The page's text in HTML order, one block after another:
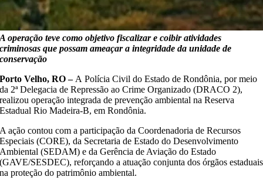
A operação teve como objetivo fiscalizar e coibir atividades
criminosas que possam ameaçar a integridade da unidade de
conservação
Porto Velho, RO –A Polícia Civil do Estado de Rondônia, por meio
da 2ª Delegacia de Repressão ao Crime Organizado (DRACO 2),
realizou operação integrada de prevenção ambiental na Reserva
Estadual Rio Madeira-B, em Rondônia.
A ação contou com a participação da Coordenadoria de Recursos
Especiais (CORE), da Secretaria de Estado do Desenvolvimento
Ambiental (SEDAM) e da Gerência de Aviação do Estado
(GAVE/SESDEC), reforçando a atuação conjunta dos órgãos estaduais
na proteção do patrimônio ambiental.